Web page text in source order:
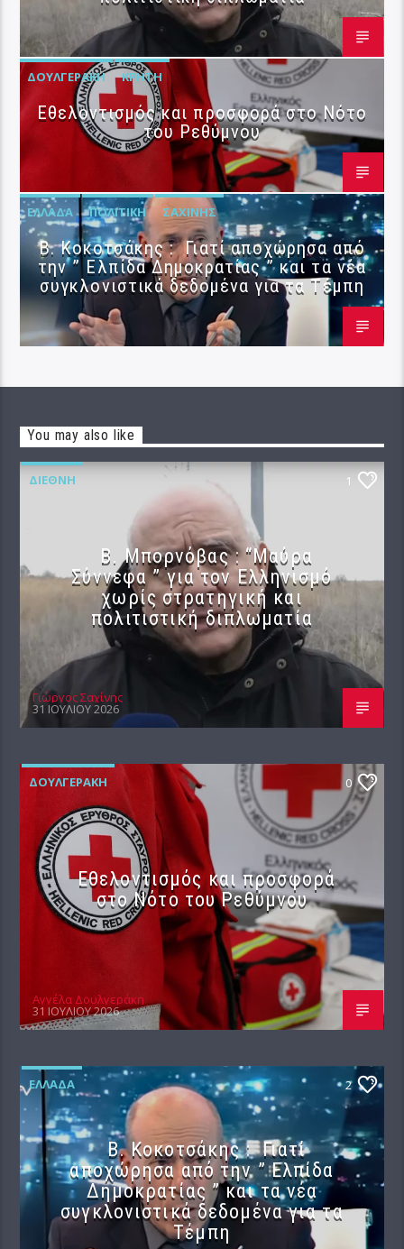
ΔΟΥΛΓΕΡΆΚΗ ΚΡΉΤΗ
Εθελοντισμός και προσφορά στο Νότο
του Ρεθύμνου
ΕΛΛΆΔΑ ΠΟΛΙΤΙΚΉ ΣΑΧΊΝΗΣ
Β. Κοκοτσάκης : Γιατί αποχώρησα από
την ” Ελπίδα Δημοκρατίας ” και τα νέα
συγκλονιστικά δεδομένα για τα Τέμπη
You may also like
ΔΙΕΘΝΉ 1
B. Μπορνόβας : “Μαύρα
Σύννεφα ” για τον Ελληνισμό
χωρίς στρατηγική και
πολιτιστική διπλωματία
Γιώργος Σαχίνης
31 ΙΟΥΛΊΟΥ 2026
ΔΟΥΛΓΕΡΆΚΗ 0
Εθελοντισμός και προσφορά
στο Νότο του Ρεθύμνου
Αγγέλα Δουλγεράκη
31 ΙΟΥΛΊΟΥ 2026
ΕΛΛΆΔΑ 2
Β. Κοκοτσάκης : Γιατί
αποχώρησα από την ” Ελπίδα
Δημοκρατίας ” και τα νέα
συγκλονιστικά δεδομένα για τα
Τέμπη